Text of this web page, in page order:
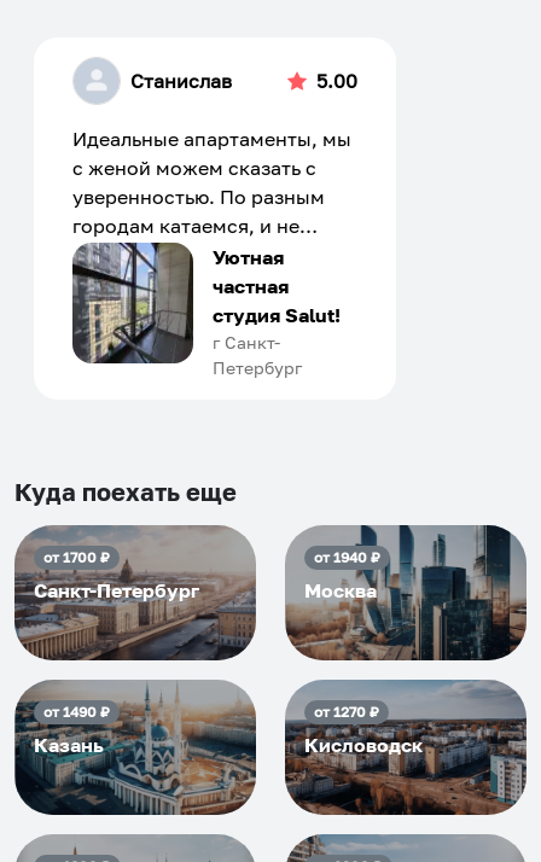
Станислав 5.00
Идеальные апартаменты, мы
с женой можем сказать с
уверенностью. По разным
городам катаемся, и не
только в России. Сервис на
отличном уровне. Хозяин
апартаментов доброй души
человек, всегда можно
договориться, подскажет
приезжать еще...
Уютная
частная
студия Salut!
г Санкт-
Петербург
Куда поехать еще
от1700₽
Санкт-Петербург
от1940₽
Москва
от1490₽
Казань
от1270₽
Кисловодск
Собери путешествие без сложностей
Сохраняй места, повторяй маршруты, находи
компанию и бронируй жильё в одном
приложении.